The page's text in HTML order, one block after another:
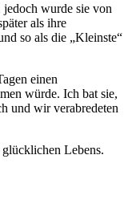
wurde sie von
als ihre
so als die
Kleinste
einen
würde. Ich bat sie,
und wir verabredeten
Lebens.